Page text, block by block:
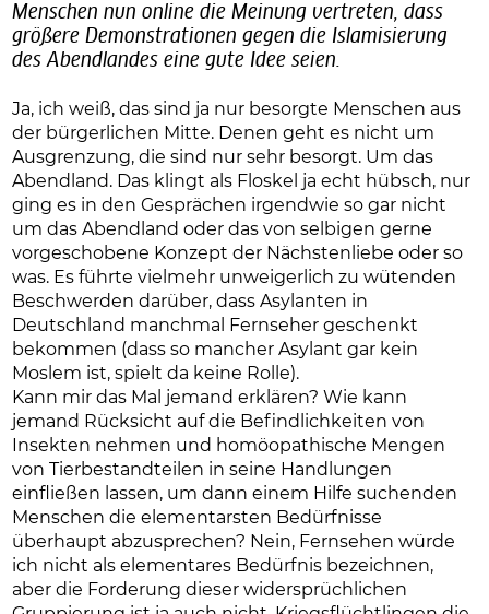
Menschen nun online die Meinung vertreten, dass
größere Demonstrationen gegen die Islamisierung
des Abendlandes eine gute Idee seien.
Ja, ich weiß, das sind ja nur besorgte Menschen aus
der bürgerlichen Mitte. Denen geht es nicht um
Ausgrenzung, die sind nur sehr besorgt. Um das
Abendland. Das klingt als Floskel ja echt hübsch, nur
ging es in den Gesprächen irgendwie so gar nicht
um das Abendland oder das von selbigen gerne
vorgeschobene Konzept der Nächstenliebe oder so
was. Es führte vielmehr unweigerlich zu wütenden
Beschwerden darüber, dass Asylanten in
Deutschland manchmal Fernseher geschenkt
bekommen (dass so mancher Asylant gar kein
Moslem ist, spielt da keine Rolle).
Kann mir das Mal jemand erklären? Wie kann
jemand Rücksicht auf die Befindlichkeiten von
Insekten nehmen und homöopathische Mengen
von Tierbestandteilen in seine Handlungen
einfließen lassen, um dann einem Hilfe suchenden
Menschen die elementarsten Bedürfnisse
überhaupt abzusprechen? Nein, Fernsehen würde
ich nicht als elementares Bedürfnis bezeichnen,
aber die Forderung dieser widersprüchlichen